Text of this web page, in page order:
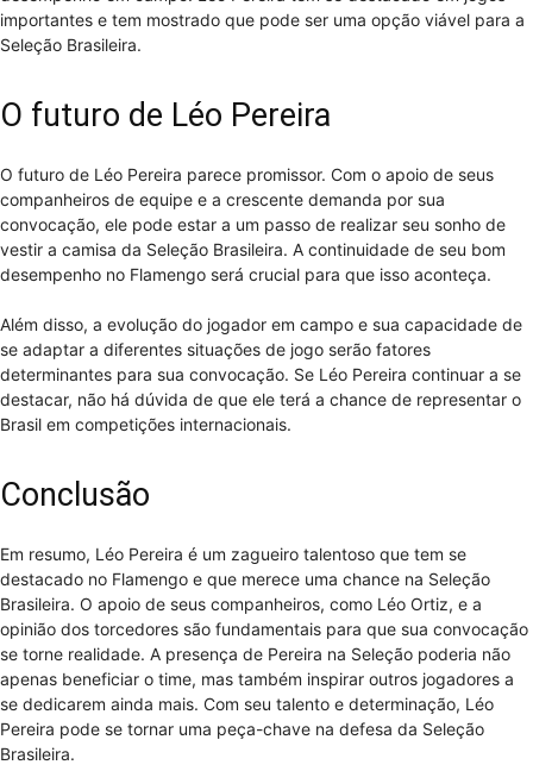
importantes e tem mostrado que pode ser uma opção viável para a
Seleção Brasileira.
O futuro de Léo Pereira
O futuro de Léo Pereira parece promissor. Com o apoio de seus
companheiros de equipe e a crescente demanda por sua
convocação, ele pode estar a um passo de realizar seu sonho de
vestir a camisa da Seleção Brasileira. A continuidade de seu bom
desempenho no Flamengo será crucial para que isso aconteça.
Além disso, a evolução do jogador em campo e sua capacidade de
se adaptar a diferentes situações de jogo serão fatores
determinantes para sua convocação. Se Léo Pereira continuar a se
destacar, não há dúvida de que ele terá a chance de representar o
Brasil em competições internacionais.
Conclusão
Em resumo, Léo Pereira é um zagueiro talentoso que tem se
destacado no Flamengo e que merece uma chance na Seleção
Brasileira. O apoio de seus companheiros, como Léo Ortiz, e a
opinião dos torcedores são fundamentais para que sua convocação
se torne realidade. A presença de Pereira na Seleção poderia não
apenas beneficiar o time, mas também inspirar outros jogadores a
se dedicarem ainda mais. Com seu talento e determinação, Léo
Pereira pode se tornar uma peça-chave na defesa da Seleção
Brasileira.